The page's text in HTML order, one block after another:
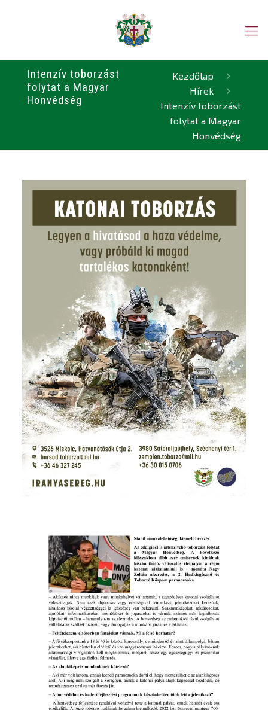
Intenzív toborzást
folytat a Magyar
Honvédség
Kezdőlap
Hírek
Intenzív toborzást
folytat a Magyar
Honvédség